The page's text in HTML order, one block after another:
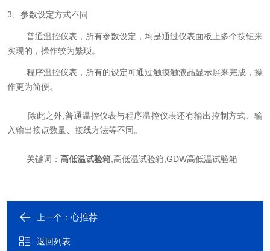
3、参数设定方式不同
普通温控仪表，所有参数设定，均是通过仪表面板上多个按钮来
实现的，操作较为繁琐。
程序温控仪表，所有的设定可通过触摸触液晶显示屏来完成，操
作更为简便。
除此之外,普通温控仪表与程序温控仪表还有输出控制方式、输
入输出接点数量、接线方法等不同。
关键词： 高低温试验箱 ,高低温试验箱,GDW高低温试验箱
上一个：心推荐
返回列表